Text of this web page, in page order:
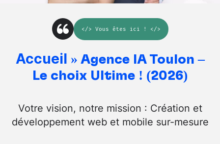
</> Vous êtes ici ! </>
Accueil » Agence IA Toulon –
Le choix Ultime ! (2026)
Votre vision, notre mission : Création et
développement web et mobile sur-mesure